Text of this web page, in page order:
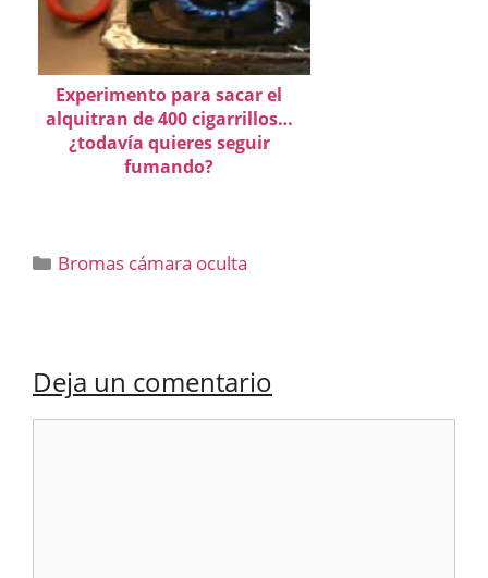
Experimento para sacar el
alquitran de 400 cigarrillos…
¿todavía quieres seguir
fumando?
Categorías
Bromas cámara oculta
Deja un comentario